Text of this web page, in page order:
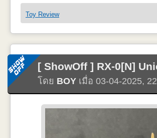
Toy Review
[ ShowOff ] RX-0[N]
โดย BOY เมื่อ 03-04-2025,